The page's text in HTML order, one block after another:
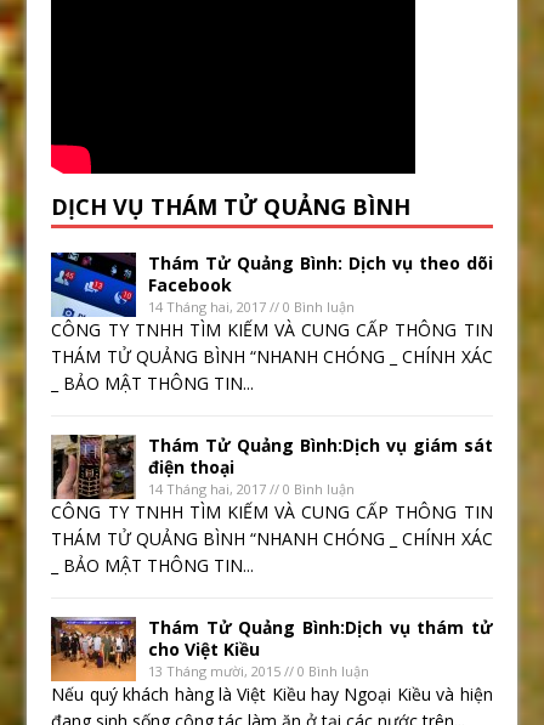
DỊCH VỤ THÁM TỬ QUẢNG BÌNH
Thám Tử Quảng Bình: Dịch vụ theo dõi
Facebook
14 Tháng hai, 2017 // 0 Bình luận
CÔNG TY TNHH TÌM KIẾM VÀ CUNG CẤP THÔNG TIN
THÁM TỬ QUẢNG BÌNH “NHANH CHÓNG _ CHÍNH XÁC
_ BẢO MẬT THÔNG TIN...
Thám Tử Quảng Bình:Dịch vụ giám sát
điện thoại
14 Tháng hai, 2017 // 0 Bình luận
CÔNG TY TNHH TÌM KIẾM VÀ CUNG CẤP THÔNG TIN
THÁM TỬ QUẢNG BÌNH “NHANH CHÓNG _ CHÍNH XÁC
_ BẢO MẬT THÔNG TIN...
Thám Tử Quảng Bình:Dịch vụ thám tử
cho Việt Kiều
13 Tháng mười, 2015 // 0 Bình luận
Nếu quý khách hàng là Việt Kiều hay Ngoại Kiều và hiện